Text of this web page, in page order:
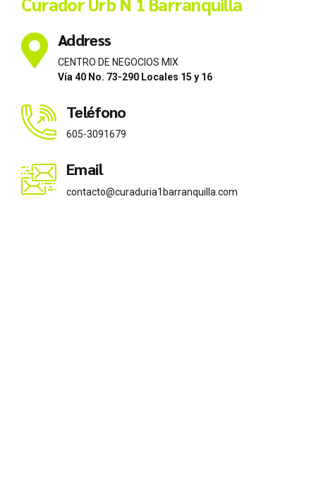
Address
CENTRO DE NEGOCIOS MIX
Vía 40 No. 73-290 Locales 15 y 16
Teléfono
605-3091679
Email
contacto@curaduria1barranquilla.com